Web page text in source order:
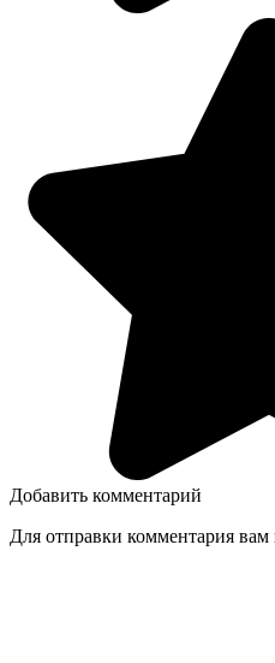
Добавить комментарий
Для отправки комментария вам